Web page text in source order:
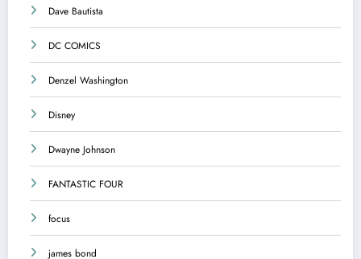
Dave Bautista
DC COMICS
Denzel Washington
Disney
Dwayne Johnson
FANTASTIC FOUR
focus
james bond